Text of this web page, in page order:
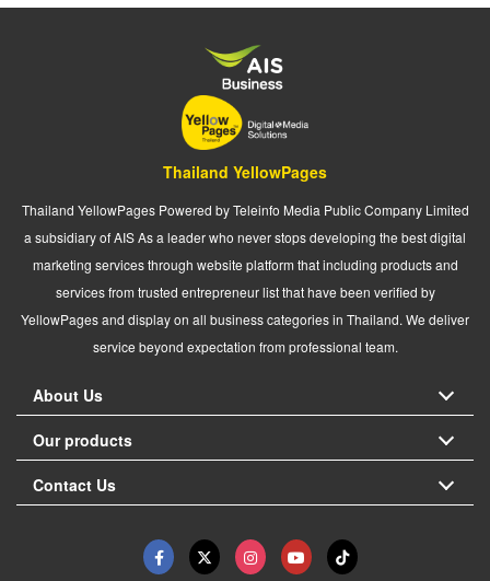
Thailand YellowPages
Thailand YellowPages Powered by Teleinfo Media Public Company Limited
a subsidiary of AIS As a leader who never stops developing the best digital
marketing services through website platform that including products and
services from trusted entrepreneur list that have been verified by
YellowPages and display on all business categories in Thailand. We deliver
service beyond expectation from professional team.
About Us
Our products
Contact Us